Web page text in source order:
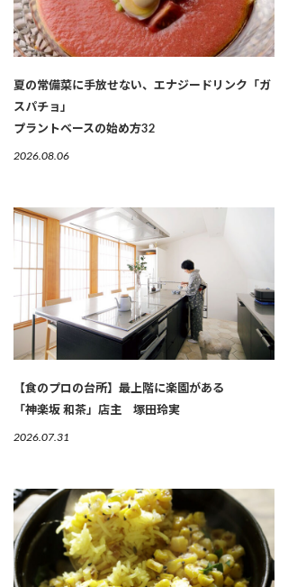
夏の常備菜に手放せない、エナジードリンク「ガ
スパチョ」
プラントベースの始め方32
2026.08.06
【食のプロの台所】最上階に楽園がある
「神楽坂 和茶」店主 塚田玲実
2026.07.31